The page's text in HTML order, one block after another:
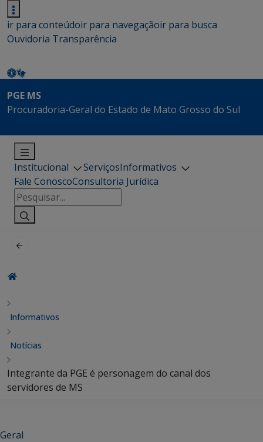
ir para conteúdoir para navegaçãoir para busca
Ouvidoria Transparência
PGE MS
Procuradoria-Geral do Estado de Mato Grosso do Sul
Institucional ServiçosInformativos
Fale ConoscoConsultoria Jurídica
Pesquisar
por:
Informativos
Notícias
Integrante da PGE é personagem do canal dos
servidores de MS
Geral